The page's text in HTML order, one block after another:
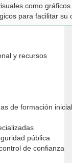
como
para facilitar
y recursos
de formación
pública
de confianza